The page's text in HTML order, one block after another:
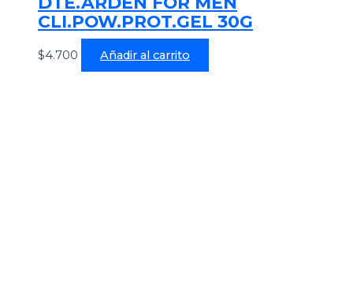
CLI.POW.PROT.GEL 30G
$4.700 Añadir al carrito